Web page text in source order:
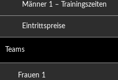
Männer 1 – Trainingszeiten
Eintrittspreise
Teams
Frauen 1